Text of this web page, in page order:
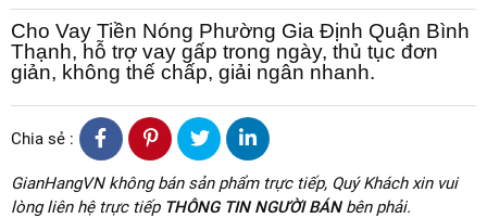
Cho Vay Tiền Nóng Phường Gia Định Quận Bình
Thạnh, hỗ trợ vay gấp trong ngày, thủ tục đơn
giản, không thế chấp, giải ngân nhanh.
Chia sẻ :
GianHangVN không bán sản phẩm trực tiếp, Quý Khách xin vui
lòng liên hệ trực tiếp THÔNG TIN NGƯỜI BÁNbên phải.